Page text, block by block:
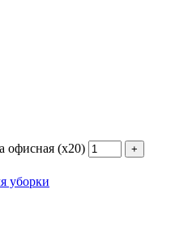
офисная (х20)
уборки